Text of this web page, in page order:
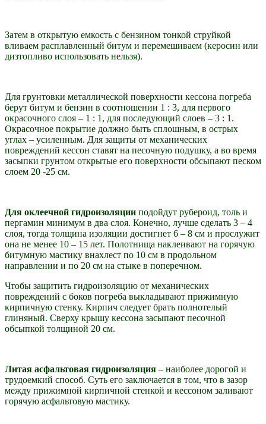
Затем в открытую емкость с бензином тонкой струйкой
вливаем расплавленный битум и перемешиваем (керосин или
дизтопливо использовать нельзя).
Для грунтовки металлической поверхности кессона погреба
берут битум и бензин в соотношении 1 : 3, для первого
окрасочного слоя – 1 : 1, для последующий слоев – 3 : 1.
Окрасочное покрытие должно быть сплошным, в острых
углах – усиленным. Для защиты от механических
повреждений кессон ставят на песочную подушку, а во время
засыпки грунтом открытые его поверхности обсыпают песком
слоем 20 -25 см.
Для оклеечной гидроизоляции подойдут рубероид, толь и
пергамин минимум в два слоя. Конечно, лучше сделать 3 – 4
слоя, тогда толщина изоляции достигнет 6 – 8 см и прослужит
она не менее 10 – 15 лет. Полотнища наклеивают на горячую
битумную мастику внахлест по 10 см в продольном
направлении и по 20 см на стыке в поперечном.
Чтобы защитить гидроизоляцию от механических
повреждений с боков погреба выкладывают прижимную
кирпичную стенку. Кирпич следует брать полнотелый
глиняный. Сверху крышу кессона засыпают песочной
обсыпкой толщиной 20 см.
Литая асфальтовая гидроизоляция – наиболее дорогой и
трудоемкий способ. Суть его заключается в том, что в зазор
между прижимной кирпичной стенкой и кессоном заливают
горячую асфальтовую мастику.